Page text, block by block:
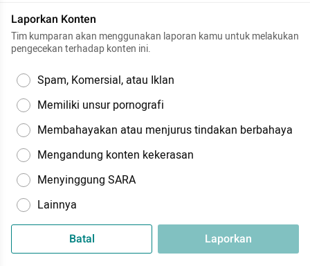
Laporkan Konten
Tim kumparan akan menggunakan laporan kamu untuk melakukan
pengecekan terhadap konten ini.
Spam, Komersial, atau Iklan
Memiliki unsur pornografi
Membahayakan atau menjurus tindakan berbahaya
Mengandung konten kekerasan
Menyinggung SARA
Lainnya
Batal Laporkan